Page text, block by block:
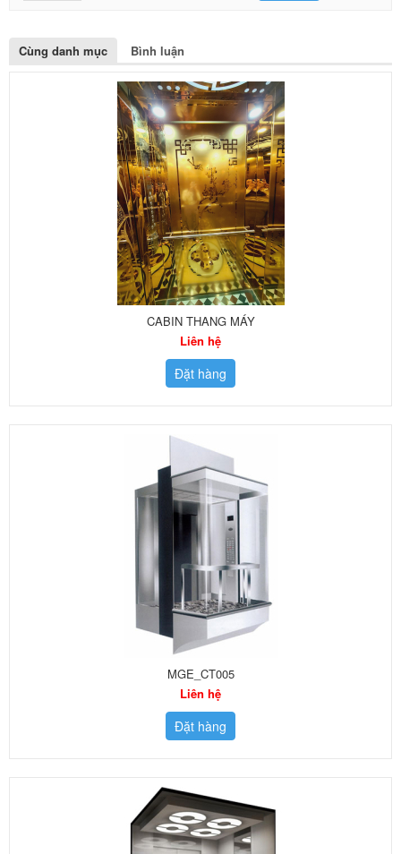
Cùng danh mục Bình luận
CABIN THANG MÁY
Liên hệ
Đặt hàng
MGE_CT005
Liên hệ
Đặt hàng